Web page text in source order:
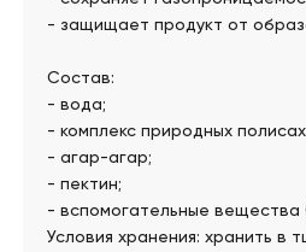
- защищает продукт от
Состав:
- вода;
- комплекс природных
- агар-агар;
- пектин;
- вспомогательные вещества
Условия хранения: хранить в